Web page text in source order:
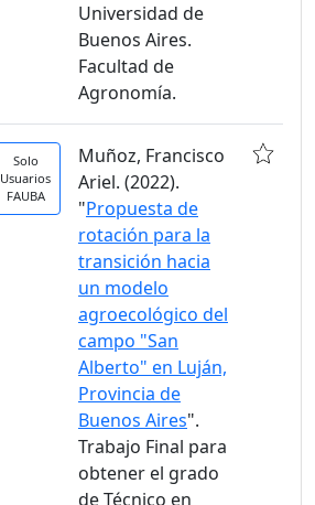
Universidad de
Buenos Aires.
Facultad de
Agronomía.
Solo
Usuarios
FAUBA
Muñoz, Francisco
Ariel. (2022).
"Propuesta de
rotación para la
transición hacia
un modelo
agroecológico del
campo "San
Alberto" en Luján,
Provincia de
Buenos Aires".
Trabajo Final para
obtener el grado
de Técnico en